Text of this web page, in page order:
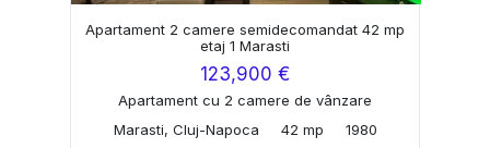
Apartament 2 camere semidecomandat 42 mp
etaj 1 Marasti
123,900 €
Apartament cu 2 camere de vânzare
Marasti, Cluj-Napoca
42 mp 1980